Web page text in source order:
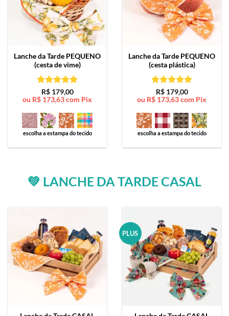
Lanche da Tarde PEQUENO
(cesta de vime)
Avaliação5
de 5
R$179,00
ou R$ 173,63com Pix
escolha a estampa do tecido
Lanche da Tarde PEQUENO
(cesta plástica)
Avaliação5
de 5
R$179,00
ou R$ 173,63com Pix
escolha a estampa do tecido
💚 LANCHE DA TARDE CASAL
PLUS